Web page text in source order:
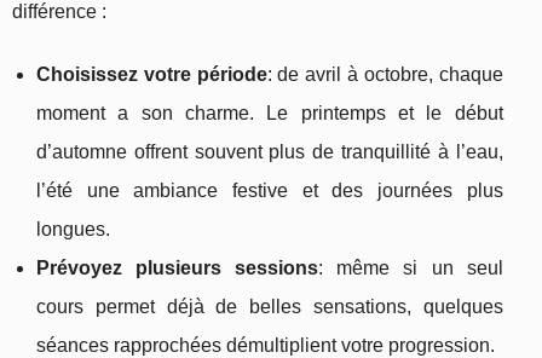
différence :
Choisissez votre période: de avril à octobre, chaque
moment a son charme. Le printemps et le début
d’automne offrent souvent plus de tranquillité à l’eau,
l’été une ambiance festive et des journées plus
longues.
Prévoyez plusieurs sessions: même si un seul
cours permet déjà de belles sensations, quelques
séances rapprochées démultiplient votre progression.